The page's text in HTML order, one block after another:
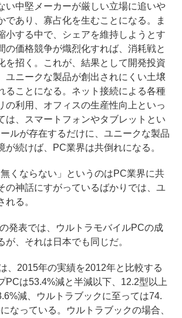
い中堅メーカーが厳しい立場に追いや
であり、寡占化を生むことになる。ま
小する中で、シェアを維持しようとす
の価格競争が熾烈化すれば、消耗戦と
を招く。これが、結果として開発投資
ユニークな製品が創出されにくい土壌
ることになる。ネット接続による各種
の利用、オフィスの生産性向上といっ
は、スマートフォンやタブレットとい
ルが存在するだけに、ユニークな製品
が続けば、PC業界は共倒れになる。
くならない」というのはPC業界に共
の神話にすがっているばかりでは、ユ
れる。
発表では、ウルトラモバイルPCの成
が、それは日本でも同じだ。
、2015年の実績を2012年と比較する
PCは53.4%減と半減以下、12.2型以上
減、ウルトラブックに至っては74.
なっている。ウルトラブックの場合、